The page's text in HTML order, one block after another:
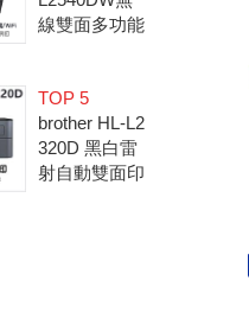
線雙面多功能
(隨機內已附2
600張原廠碳
粉匣)
TOP 5
brother HL-L2
320D 黑白雷
射自動雙面印